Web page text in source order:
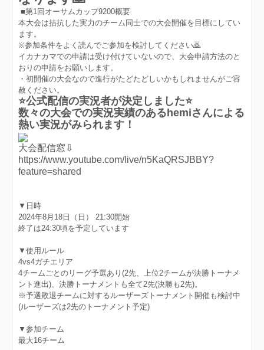
■第1回オーサムカップ9200概要
本大会は拮抗した実力のチーム同士での大会開催を目標にしてい
ます。
※参加条件をよく読んでご参加を検討してください🙇
イカナカマでの申請は受け付けていないので、大会申請方法のと
おりの申請をお願いします。
・初開催の大会なので進行がたどたどしいかもしれませんがご容
赦ください。
⭐️公式配信の実況者が決定しました⭐️
数々の大会での実況実績のあるhemiさんによる
熱い実況がみられます！
大会配信窓⇩
https://www.youtube.com/live/n5KaQRSJBBY?
feature=shared
▼日時
2024年8月18日（日） 21:30開始
終了は24:30頃を予定しています
▼使用ルール
4vs4ガチエリア
4チームごとのリーグ予選あり(2先、上位2チームが決勝トーナメ
ント進出)、決勝トーナメントも全て2先(決勝も2先)。
※予選敗退チームに対するルーザーズトーナメント開催も検討中
(ルーザーズは2先のトーナメント予定)
▼参加チーム
最大16チーム